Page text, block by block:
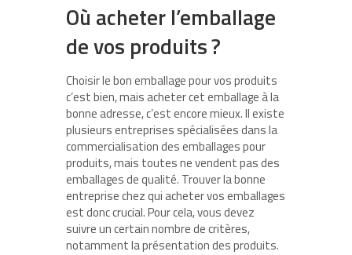
Où acheter l’emballage
de vos produits ?
Choisir le bon emballage pour vos produits
c’est bien, mais acheter cet emballage à la
bonne adresse, c’est encore mieux. Il existe
plusieurs entreprises spécialisées dans la
commercialisation des emballages pour
produits, mais toutes ne vendent pas des
emballages de qualité. Trouver la bonne
entreprise chez qui acheter vos emballages
est donc crucial. Pour cela, vous devez
suivre un certain nombre de critères,
notamment la présentation des produits.